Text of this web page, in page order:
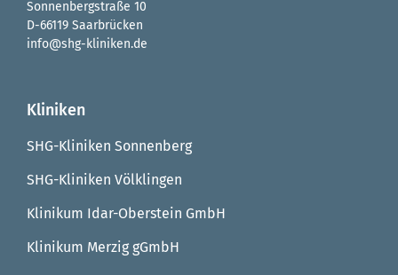
Sonnenbergstraße 10
D-66119 Saarbrücken
info@shg-kliniken.de
Kliniken
SHG-Kliniken Sonnenberg
SHG-Kliniken Völklingen
Klinikum Idar-Oberstein GmbH
Klinikum Merzig gGmbH